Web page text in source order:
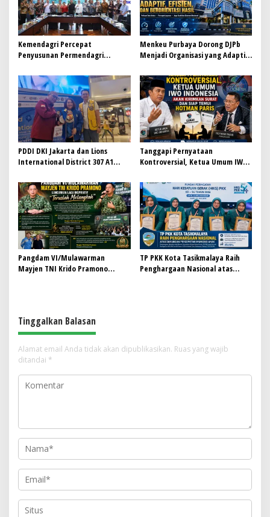
Kemendagri Percepat
Penyusunan Permendagri
Menkeu Purbaya Dorong DJPb
Menjadi Organisasi yang Adaptif,
PDDI DKI Jakarta dan Lions
International District 307 A1
Gerakan Donor Darah Modern
Tanggapi Pernyataan
Kontroversial, Ketua Umum IWO
Temui Hotman Paris: Jaga
Marwah Pers Lewat Dialog
Terbuka
Pangdam VI/Mulawarman
Mayjen TNI Krido Pramono
TP PKK Kota Tasikmalaya Raih
Penghargaan Nasional atas
Tinggalkan Balasan
Alamat email Anda tidak akan dipublikasikan. Ruas yang wajib
ditandai *